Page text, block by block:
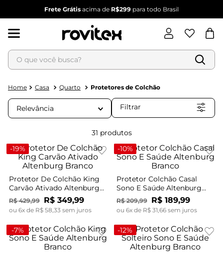
Frete Grátis acima de R$299 para todo Brasil
O que você busca?
Casa Quarto Protetores de Colchão
Relevância Filtrar
31 produtos
-19%
Protetor De Colchão King
Carvão Ativado Altenburg
Branco
R$ 429,99 R$ 349,99
ou 6x de R$ 58 33 sem juros
-10%
Protetor Colchão Casal
Sono E Saúde Altenburg
Branco
R$ 209,99 R$ 189,99
ou 6x de R$ 31 66sem juros
-7% -12%
Termos mais buscados
1º
blusa feminina
2
3º
vestido
5º
calça feminina
conjunto feminino